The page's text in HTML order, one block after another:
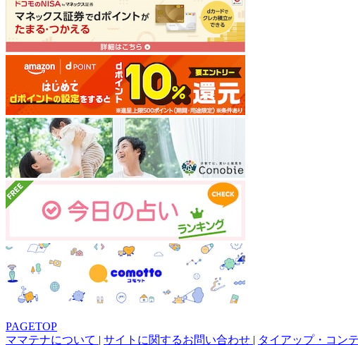
PAGETOP
ママテナについて | サイトに関するお問い合わせ | タイアップ・コン